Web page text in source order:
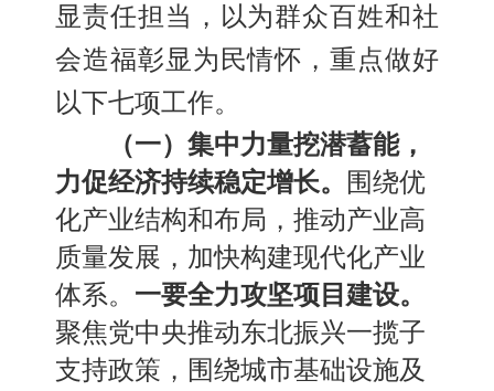
显责任担当，以为群众百姓和社
会造福彰显为民情怀，重点做好
以下七项工作。
（一）集中力量挖潜蓄能，
力促经济持续稳定增长。
围绕优
化产业结构和布局，推动产业高
质量发展，加快构建现代化产业
体系。 一要全力攻坚项目建设。
聚焦党中央推动东北振兴一揽子
支持政策，围绕城市基础设施及